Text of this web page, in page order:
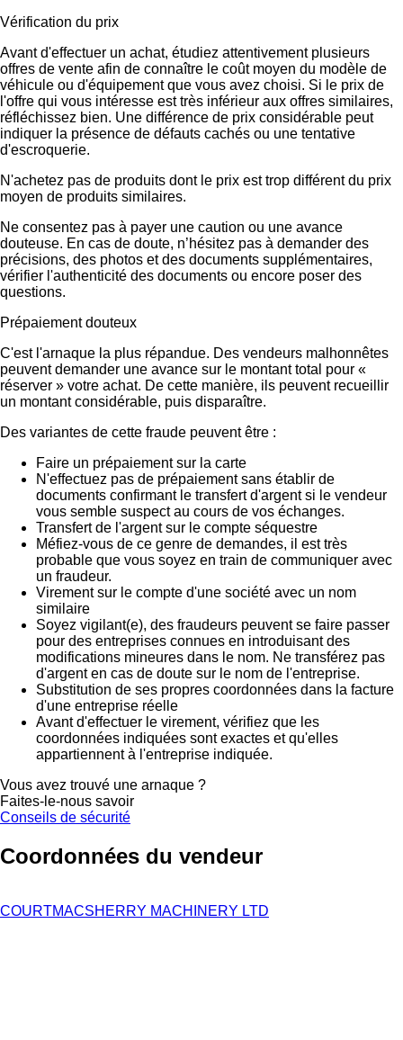
Vérification du prix
Avant d'effectuer un achat, étudiez attentivement plusieurs
offres de vente afin de connaître le coût moyen du modèle de
véhicule ou d'équipement que vous avez choisi. Si le prix de
l'offre qui vous intéresse est très inférieur aux offres similaires,
réfléchissez bien. Une différence de prix considérable peut
indiquer la présence de défauts cachés ou une tentative
d'escroquerie.
N'achetez pas de produits dont le prix est trop différent du prix
moyen de produits similaires.
Ne consentez pas à payer une caution ou une avance
douteuse. En cas de doute, n’hésitez pas à demander des
précisions, des photos et des documents supplémentaires,
vérifier l'authenticité des documents ou encore poser des
questions.
Prépaiement douteux
C'est l'arnaque la plus répandue. Des vendeurs malhonnêtes
peuvent demander une avance sur le montant total pour «
réserver » votre achat. De cette manière, ils peuvent recueillir
un montant considérable, puis disparaître.
Des variantes de cette fraude peuvent être :
Faire un prépaiement sur la carte
N'effectuez pas de prépaiement sans établir de
documents confirmant le transfert d'argent si le vendeur
vous semble suspect au cours de vos échanges.
Transfert de l'argent sur le compte séquestre
Méfiez-vous de ce genre de demandes, il est très
probable que vous soyez en train de communiquer avec
un fraudeur.
Virement sur le compte d'une société avec un nom
similaire
Soyez vigilant(e), des fraudeurs peuvent se faire passer
pour des entreprises connues en introduisant des
modifications mineures dans le nom. Ne transférez pas
d'argent en cas de doute sur le nom de l'entreprise.
Substitution de ses propres coordonnées dans la facture
d'une entreprise réelle
Avant d'effectuer le virement, vérifiez que les
coordonnées indiquées sont exactes et qu'elles
appartiennent à l'entreprise indiquée.
Vous avez trouvé une arnaque ?
Faites-le-nous savoir
Conseils de sécurité
Coordonnées du vendeur
COURTMACSHERRY MACHINERY LTD